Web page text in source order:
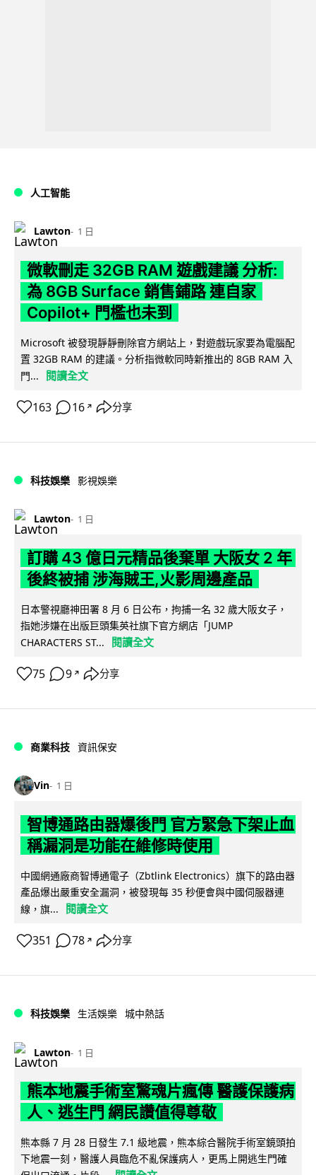
人工智能
Lawton 1 日
微軟刪走 32GB RAM 遊戲建議 分析:
為 8GB Surface 銷售鋪路 連自家
Copilot+ 門檻也未到
Microsoft 被發現靜靜刪除官方網站上，對遊戲玩家要為電腦配
置 32GB RAM 的建議。分析指微軟同時新推出的 8GB RAM 入
門...
閱讀全文
163 16 ↗ 分享
科技娛樂 影視娛樂
Lawton 1 日
訂購 43 億日元精品後棄單 大阪女 2 年
後終被捕 涉海賊王,火影周邊產品
日本警視廳神田署 8 月 6 日公布，拘捕一名 32 歲大阪女子，
指她涉嫌在出版巨頭集英社旗下官方網店「JUMP
CHARACTERS ST...
閱讀全文
75 9 ↗ 分享
商業科技 資訊保安
Vin 1 日
智博通路由器爆後門 官方緊急下架止血
稱漏洞是功能在維修時使用
中國網通廠商智博通電子（Zbtlink Electronics）旗下的路由器
產品爆出嚴重安全漏洞，被發現每 35 秒便會與中國伺服器連
線，旗...
閱讀全文
351 78 ↗ 分享
科技娛樂 生活娛樂 城中熱話
Lawton 1 日
熊本地震手術室驚魂片瘋傳 醫護保護病
人、逃生門 網民讚值得尊敬
熊本縣 7 月 28 日發生 7.1 級地震，熊本綜合醫院手術室鏡頭拍
下地震一刻，醫護人員臨危不亂保護病人，更馬上開逃生門確